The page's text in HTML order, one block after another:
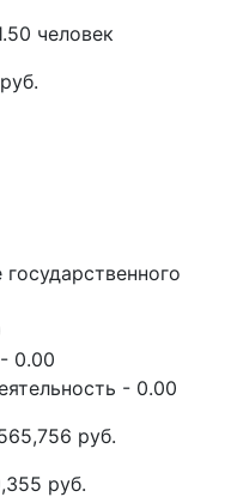
человек
0.00
- 0.00
руб.
руб.